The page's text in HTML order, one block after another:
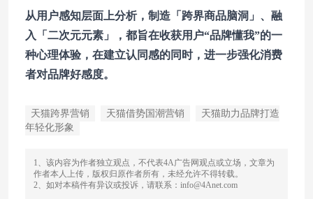
从用户感知层面上分析，制造「跨界商品脑洞」、融
入「二次元元素」，都旨在收获用户“品牌懂我”的一
种心理体验，在建立认同感的同时，进一步强化消费
者对品牌好感度。
天猫跨界营销 天猫借势国潮营销
天猫助力品牌打造
年轻化形象
1、该内容为作者独立观点，不代表4A广告网观点或立场，文章为
作者本人上传，版权归原作者所有，未经允许不得转载。
2、如对本稿件有异议或投诉，请联系：info@4Anet.com